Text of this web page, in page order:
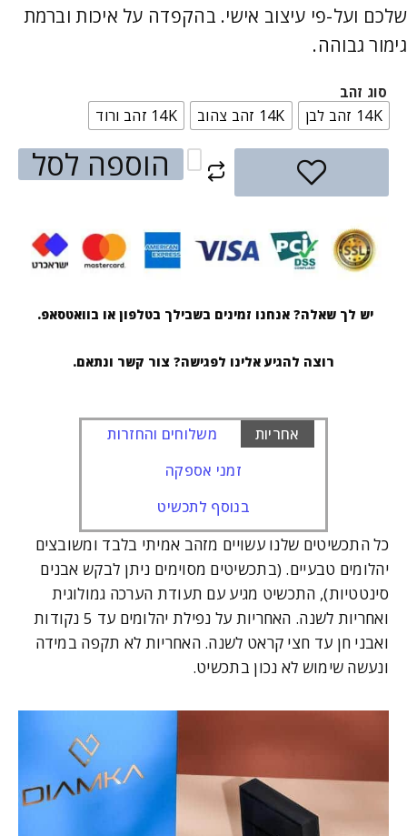
שלכם ועל-פי עיצוב אישי. בהקפדה על איכות וברמת
גימור גבוהה.
סוג זהב
14K זהב לבן 14K זהב צהוב 14K זהב ורוד
הוספה לסל
יש לך שאלה? אנחנו זמינים בשבילך בטלפון או בוואטסאפ.
רוצה להגיע אלינו לפגישה? צור קשר ונתאם.
אחריות
משלוחים והחזרות
זמני אספקה
בנוסף לתכשיט
כל התכשיטים שלנו עשויים מזהב אמיתי בלבד ומשובצים
יהלומים טבעיים. (בתכשיטים מסוימים ניתן לבקש אבנים
סינטטיות), התכשיט מגיע עם תעודת הערכה גמולוגית
ואחריות לשנה. האחריות על נפילת יהלומים עד 5 נקודות
ואבני חן עד חצי קראט לשנה. האחריות לא תקפה במידה
ונעשה שימוש לא נכון בתכשיט.